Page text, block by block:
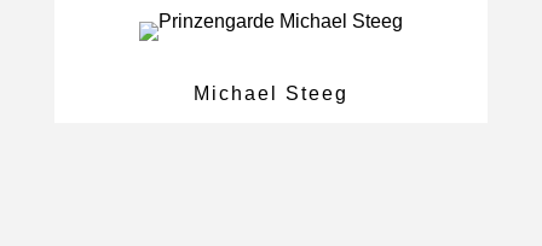
Michael Steeg